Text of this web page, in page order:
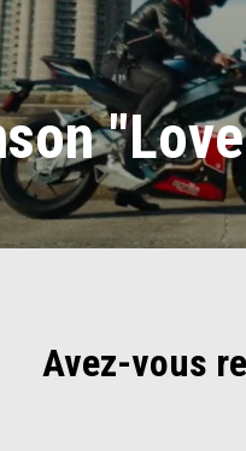
Avez-vous